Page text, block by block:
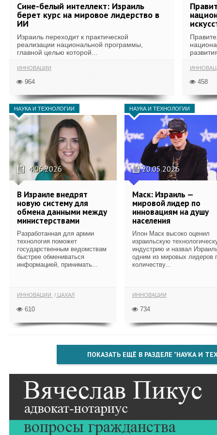
Сине-белый интеллект: Израиль
берет курс на мировое лидерство в
ИИ
Израиль переходит к практической
реализации национальной программы,
главной целью которой...
ИННОВАЦИИ
964 458
НАУКА И ТЕХНОЛОГИИ
4.06.2026
В Израиле внедрят
новую систему для
обмена данными между
министерствами
Разработанная для армии
технология поможет
государственным ведомствам
быстрее обмениваться
информацией, принимать...
ИННОВАЦИИ ЦАХАЛ
610
НАУКА И ТЕХНОЛОГИИ
20.05.2026
Маск: Израиль —
мировой лидер по
инновациям на душу
населения
Илон Маск высоко оценил
израильскую
индустрию и назвал
одним из мировых лидеров
количеству...
ИННОВАЦИИ
734
ПОКАЗАТЬ ЕЩЁ В РАЗДЕЛЕ "НАУКА И